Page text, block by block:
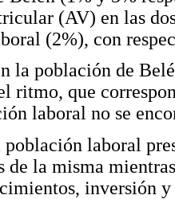
(AV) en las
(2%), con
la población de
ritmo, que
laboral no se
laboral
de la misma
inversión